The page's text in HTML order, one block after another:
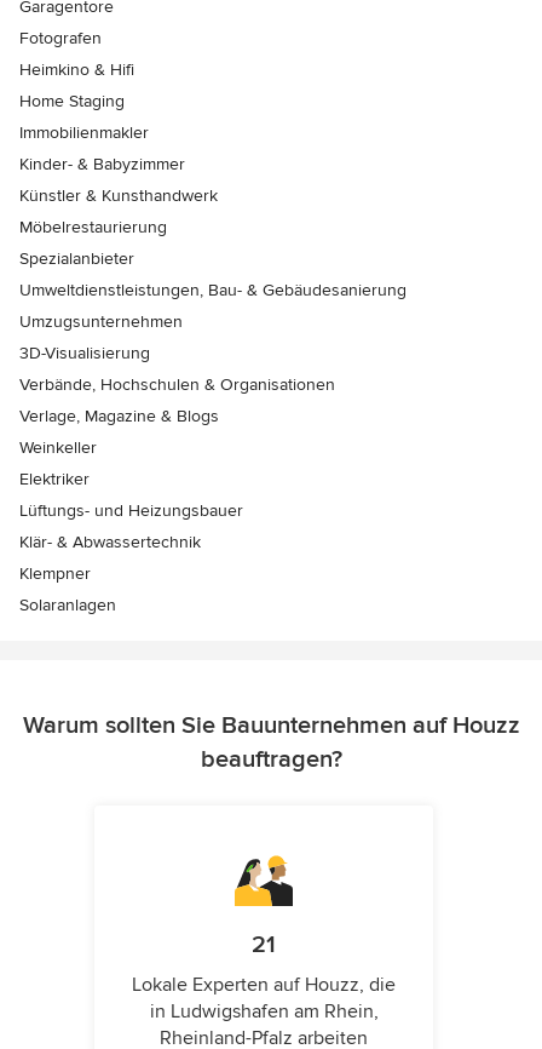
Garagentore
Fotografen
Heimkino & Hifi
Home Staging
Immobilienmakler
Kinder- & Babyzimmer
Künstler & Kunsthandwerk
Möbelrestaurierung
Spezialanbieter
Umweltdienstleistungen, Bau- & Gebäudesanierung
Umzugsunternehmen
3D-Visualisierung
Verbände, Hochschulen & Organisationen
Verlage, Magazine & Blogs
Weinkeller
Elektriker
Lüftungs- und Heizungsbauer
Klär- & Abwassertechnik
Klempner
Solaranlagen
Warum sollten Sie Bauunternehmen auf Houzz
beauftragen?
21
Lokale Experten auf Houzz, die
in Ludwigshafen am Rhein,
Rheinland-Pfalz arbeiten